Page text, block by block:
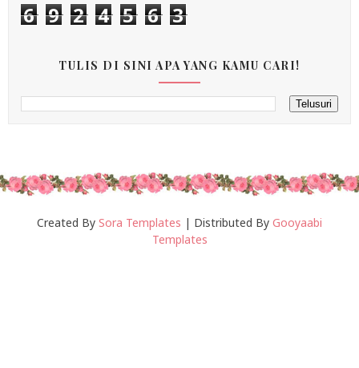
6 9 2 4 5 6 3
TULIS DI SINI APA YANG KAMU CARI!
Created By Sora Templates | Distributed By Gooyaabi
Templates